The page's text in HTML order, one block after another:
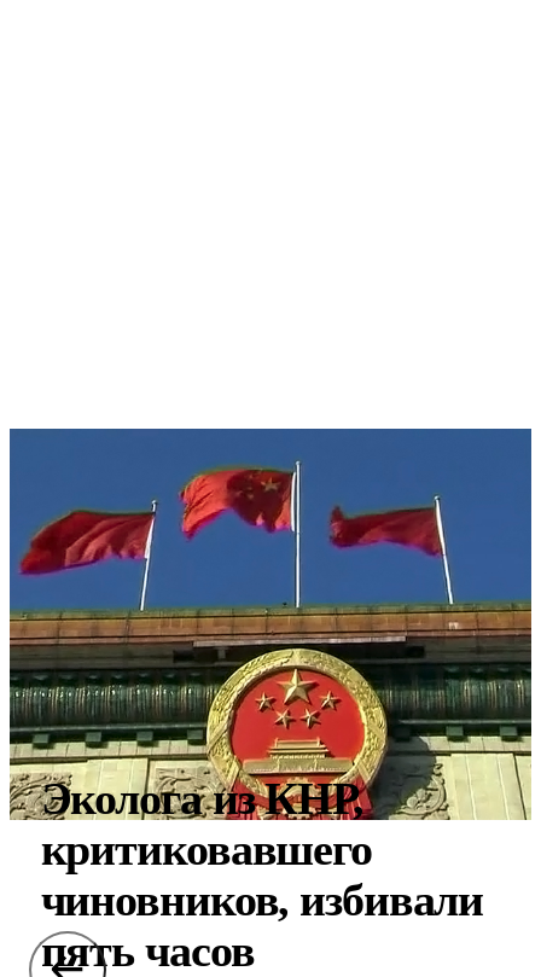
Эколога из КНР,
критиковавшего
чиновников, избивали
пять часов